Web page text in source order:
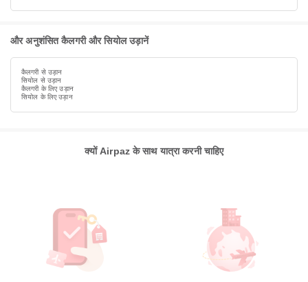
और अनुशंसित कैलगरी और सियोल उड़ानें
कैलगरी से उड़ान
सियोल से उड़ान
कैलगरी के लिए उड़ान
सियोल के लिए उड़ान
क्यों Airpaz के साथ यात्रा करनी चाहिए